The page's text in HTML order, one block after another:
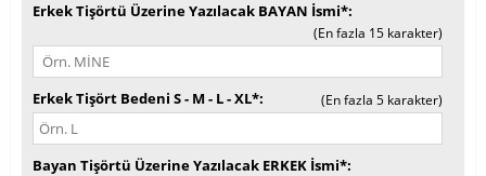
Erkek Tişörtü Üzerine Yazılacak BAYAN İsmi*
(En fazla 15 karakter)
Erkek Tişört Bedeni S - M - L - XL* (En fazla 5 karakter)
Bayan Tişörtü Üzerine Yazılacak ERKEK İsmi*